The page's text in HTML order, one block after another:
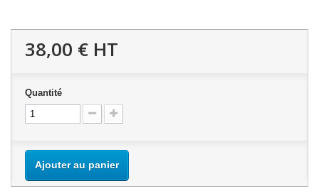
38,00 € HT
Quantité
Ajouter au panier